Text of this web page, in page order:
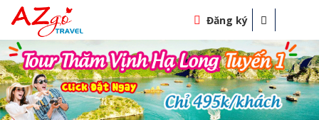
Đăng ký